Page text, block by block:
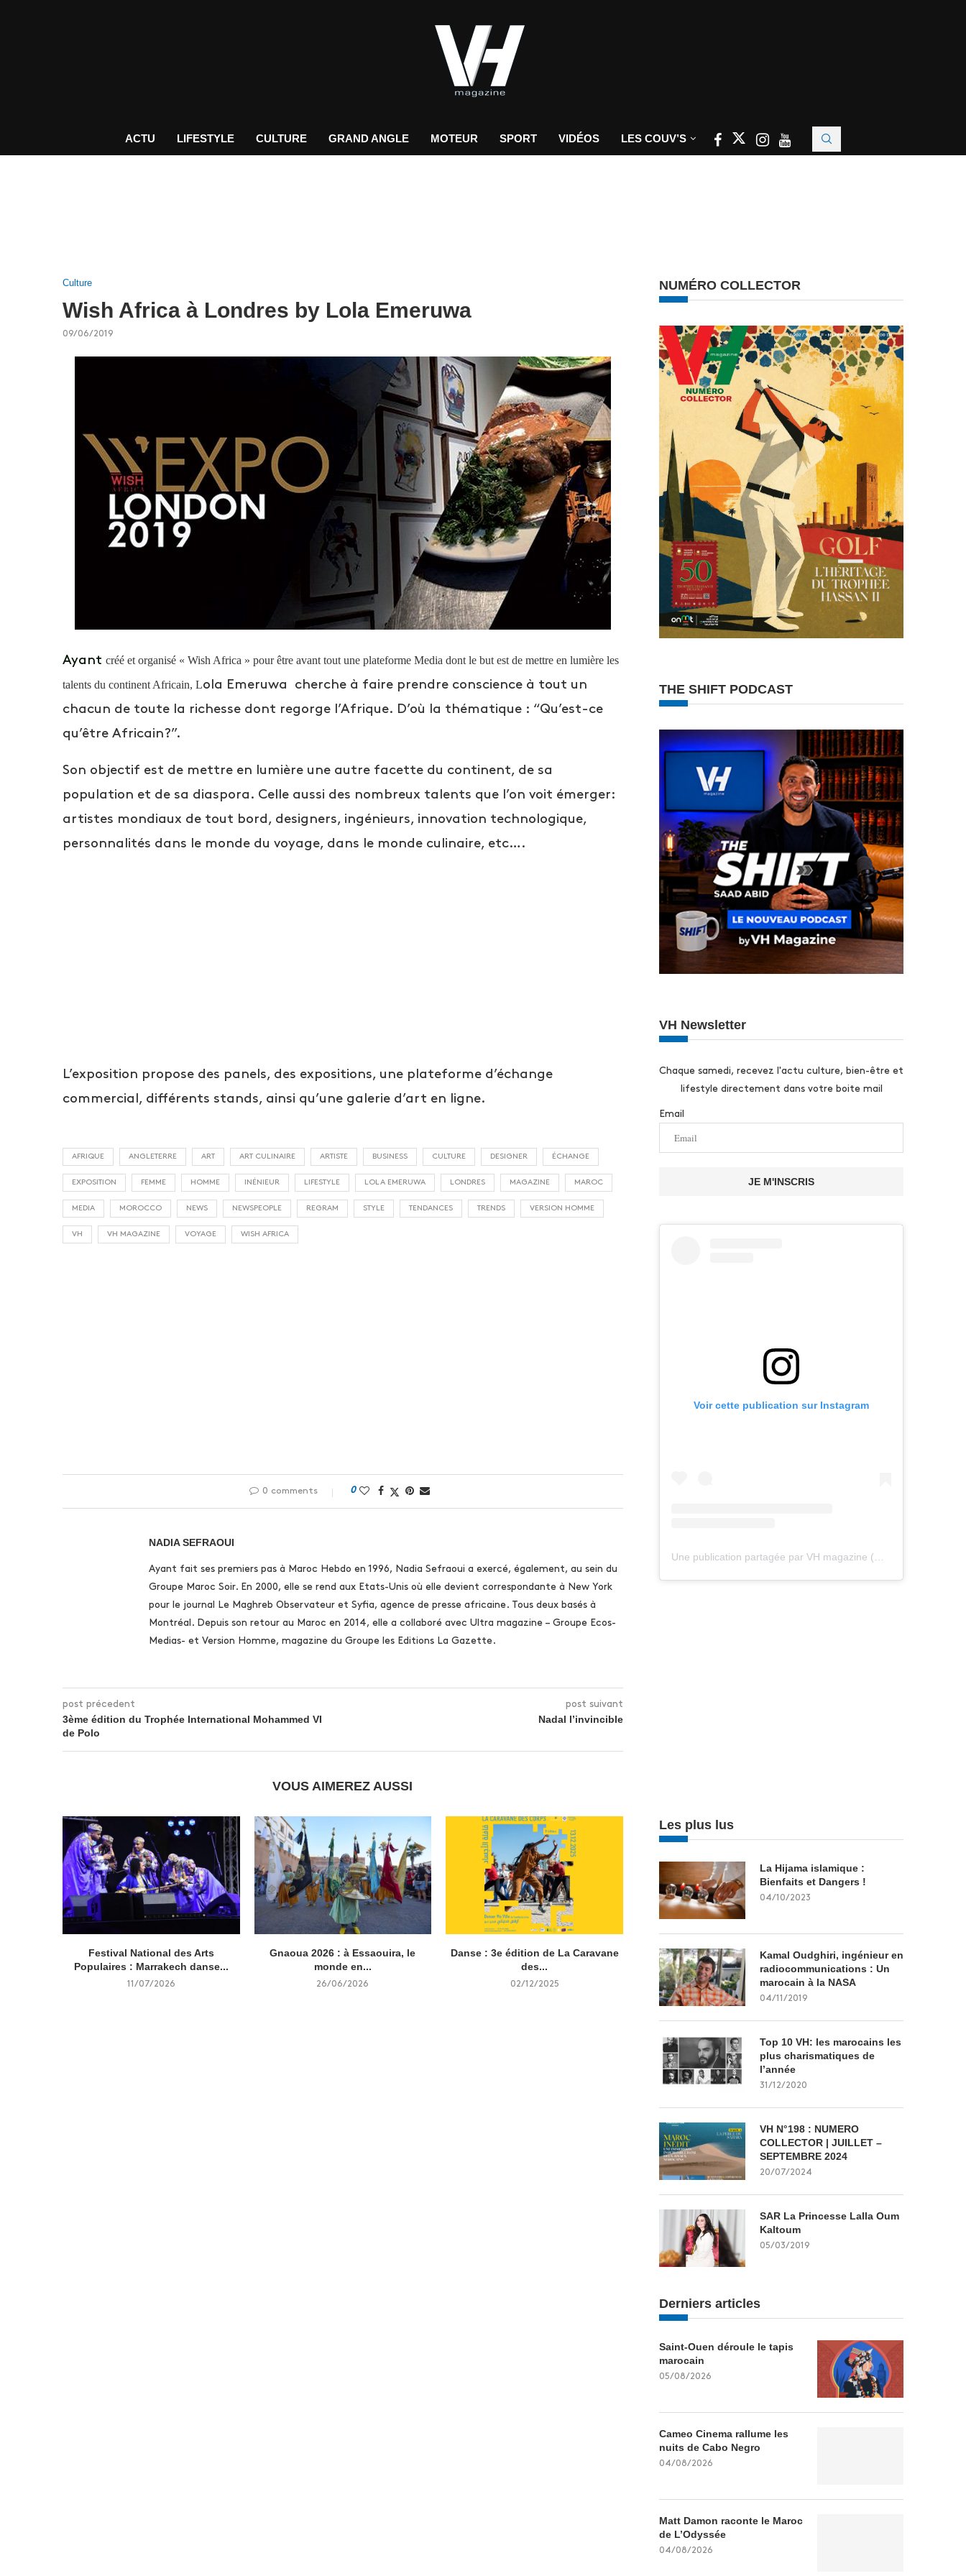
ACTU LIFESTYLE CULTURE GRAND ANGLE MOTEUR SPORT VIDÉOS LES COUV’S
Culture
Wish Africa à Londres by Lola Emeruwa
09/06/2019
Ayant créé et organisé « Wish Africa » pour être avant tout une plateforme Media dont le but est de mettre en lumière les
talents du continent Africain, Lola Emeruwa cherche à faire prendre conscience à tout un
chacun de toute la richesse dont regorge l’Afrique. D’où la thématique : “Qu’est-ce
qu’être Africain?”.
Son objectif est de mettre en lumière une autre facette du continent, de sa
population et de sa diaspora. Celle aussi des nombreux talents que l’on voit émerger:
artistes mondiaux de tout bord, designers, ingénieurs, innovation technologique,
personnalités dans le monde du voyage, dans le monde culinaire, etc….
L’exposition propose des panels, des expositions, une plateforme d’échange
commercial, différents stands, ainsi qu’une galerie d’art en ligne.
AFRIQUE ANGLETERRE ART ART CULINAIRE ARTISTE BUSINESS CULTURE DESIGNER ÉCHANGE
EXPOSITION FEMME HOMME INÉNIEUR LIFESTYLE LOLA EMERUWA LONDRES MAGAZINE MAROC
MEDIA MOROCCO NEWS NEWSPEOPLE REGRAM STYLE TENDANCES TRENDS VERSION HOMME
VH VH MAGAZINE VOYAGE WISH AFRICA
0 comments 0
NADIA SEFRAOUI
Ayant fait ses premiers pas à Maroc Hebdo en 1996, Nadia Sefraoui a exercé, également, au sein du
Groupe Maroc Soir. En 2000, elle se rend aux Etats-Unis où elle devient correspondante à New York
pour le journal Le Maghreb Observateur et Syfia, agence de presse africaine. Tous deux basés à
Montréal. Depuis son retour au Maroc en 2014, elle a collaboré avec Ultra magazine – Groupe Ecos-
Medias- et Version Homme, magazine du Groupe les Editions La Gazette.
post précedent
3ème édition du Trophée International Mohammed VI
de Polo
post suivant
Nadal l’invincible
VOUS AIMEREZ AUSSI
Festival National des Arts
Populaires : Marrakech danse...
11/07/2026
Gnaoua 2026 : à Essaouira, le
monde en...
26/06/2026
Danse : 3e édition de La Caravane
des...
02/12/2025
NUMÉRO COLLECTOR
THE SHIFT PODCAST
VH Newsletter
Chaque samedi, recevez l'actu culture, bien-être et
lifestyle directement dans votre boite mail
Email
JE M'INSCRIS
Voir cette publication sur Instagram
Les plus lus
La Hijama islamique :
Bienfaits et Dangers !
04/10/2023
Kamal Oudghiri, ingénieur en
radiocommunications : Un
marocain à la NASA
04/11/2019
Top 10 VH: les marocains les
plus charismatiques de
l’année
31/12/2020
VH N°198 : NUMERO
COLLECTOR | JUILLET –
SEPTEMBRE 2024
20/07/2024
SAR La Princesse Lalla Oum
Kaltoum
05/03/2019
Derniers articles
Saint-Ouen déroule le tapis
marocain
05/08/2026
Cameo Cinema rallume les
nuits de Cabo Negro
04/08/2026
Matt Damon raconte le Maroc
de L’Odyssée
04/08/2026